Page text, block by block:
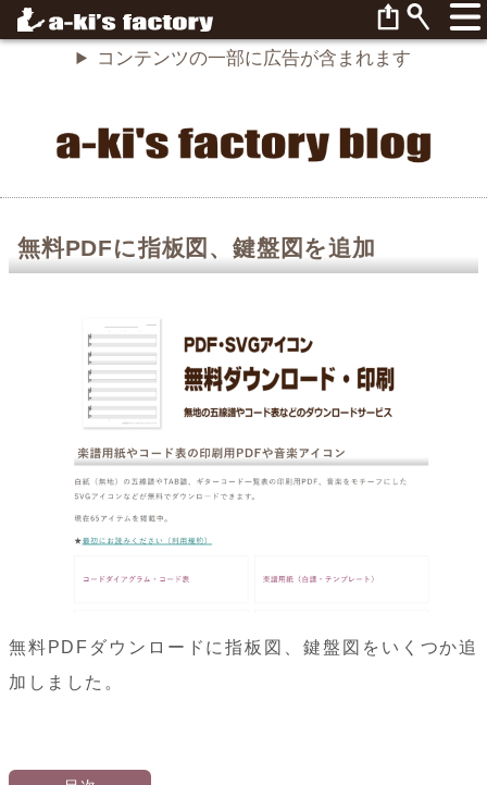
無料PDFに指板図、鍵盤図を追加
無料PDFダウンロードに指板図、鍵盤図をいくつか追
加しました。
コンテンツの一部に広告が含まれます